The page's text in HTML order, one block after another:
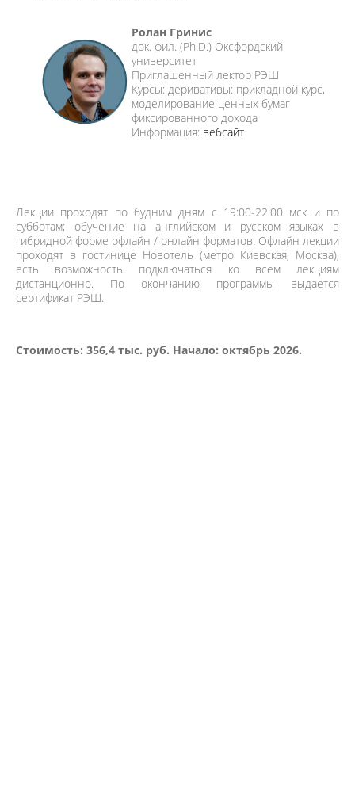
Ролан Гринис
док. фил. (Ph.D.) Оксфордский
университет
Приглашенный лектор РЭШ
Курсы: деривативы: прикладной курс,
моделирование ценных бумаг
фиксированного дохода
Информация: вебсайт
Лекции проходят по будним дням с 19:00-22:00 мск и по
субботам; обучение на английском и русском языках в
гибридной форме офлайн / онлайн форматов. Офлайн лекции
проходят в гостинице Новотель (метро Киевская, Москва),
есть возможность подключаться ко всем лекциям
дистанционно. По окончанию программы выдается
сертификат РЭШ.
Стоимость: 356,4 тыс. руб. Начало: октябрь 2026.